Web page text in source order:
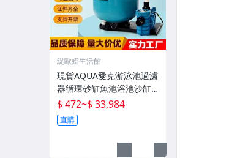
緹歐婭生活館
現貨AQUA愛克游泳池過濾
器循環砂缸魚池浴池沙缸
水泵一體機水處理設備
$ 472~$ 33,984
直購